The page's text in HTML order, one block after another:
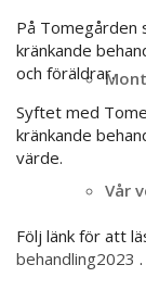
Vår
På Tomegården
kränkande
och föräldrar.
Syftet med
kränkande
värde.
Följ länk för att
behandling2023 .